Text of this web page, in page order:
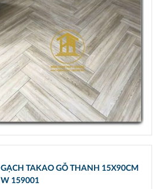
GẠCH TAKAO GỖ THANH 15X90CM
W 159001